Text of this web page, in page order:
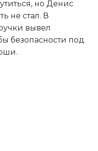
но Денис
не стал. В
вывел
безопасности под